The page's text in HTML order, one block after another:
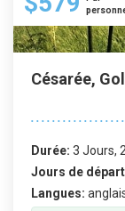
Césarée,
Durée: 3 Jours,
Jours de
Langues: